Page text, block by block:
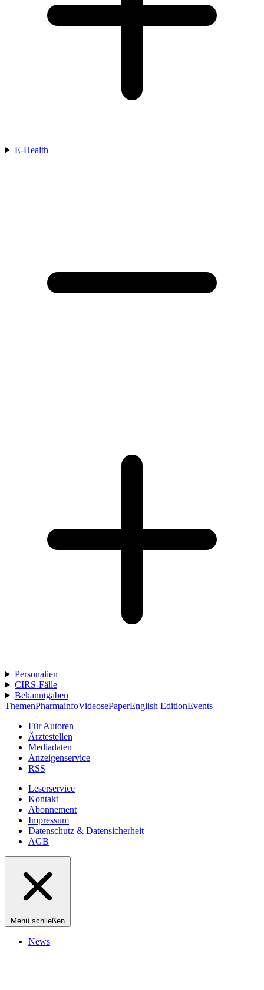
E-Health
Personalien
CIRS-Fälle
Bekanntgaben
ThemenPharmainfoVideosePaperEnglish EditionEvents
Für Autoren
Ärztestellen
Mediadaten
Anzeigenservice
RSS
Leserservice
Kontakt
Abonnement
Impressum
Datenschutz & Datensicherheit
AGB
Menü schließen
News